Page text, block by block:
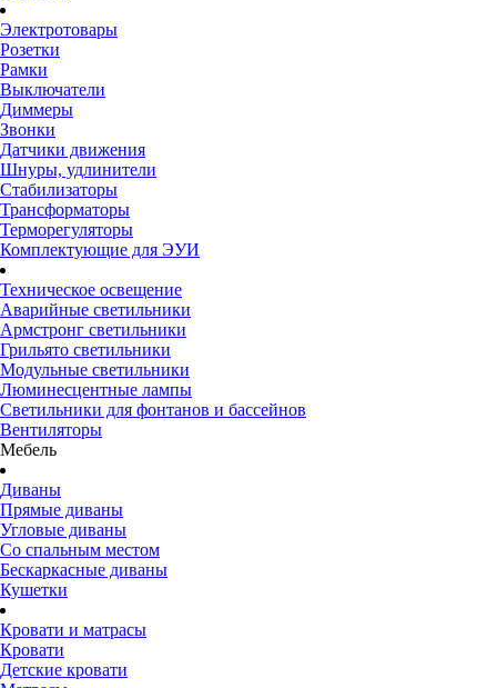
Электротовары
Розетки
Рамки
Выключатели
Диммеры
Звонки
Датчики движения
Шнуры, удлинители
Стабилизаторы
Трансформаторы
Терморегуляторы
Комплектующие для ЭУИ
Техническое освещение
Аварийные светильники
Армстронг светильники
Грильято светильники
Модульные светильники
Люминесцентные лампы
Светильники для фонтанов и бассейнов
Вентиляторы
Мебель
Диваны
Прямые диваны
Угловые диваны
Со спальным местом
Бескаркасные диваны
Кушетки
Кровати и матрасы
Кровати
Детские кровати